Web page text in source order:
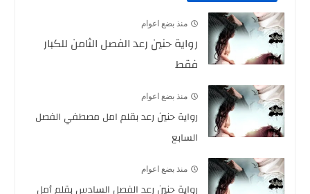
منذ بضع اعوام
رواية حنين رعد الفصل الثامن للكبار
فقط
منذ بضع اعوام
رواية حنين رعد بقلم امل مصطفي الفصل
السابع
منذ بضع اعوام
رواية حنين رعد الفصل السادس بقلم أمل